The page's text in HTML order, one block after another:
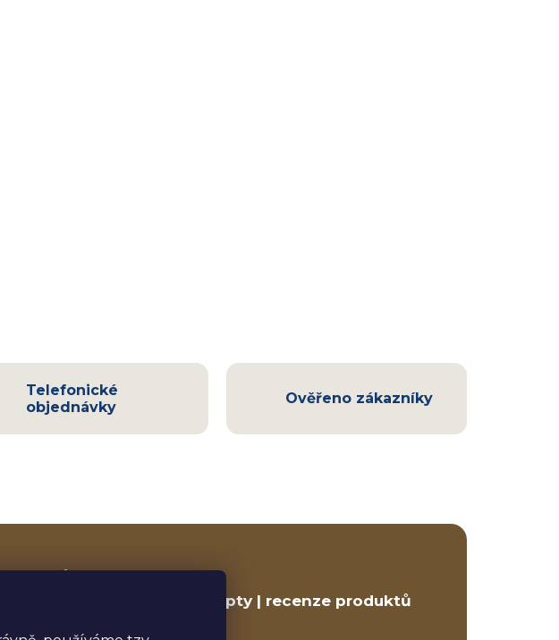
Telefonické
objednávky
Ověřeno zákazníky
akce a slevy | zdravé recepty | recenze produktů